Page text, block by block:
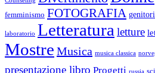
femminismo FOTOGRAFIA
laboratorio Letteratura letture
Mostre Musica musica classica
presentazione libro Progetti russia